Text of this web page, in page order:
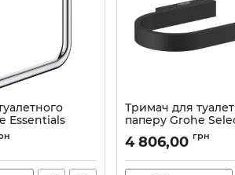
Essentials
Тримач для
паперу Grohe
Артикул: 41220KF0
4 806,00 грн